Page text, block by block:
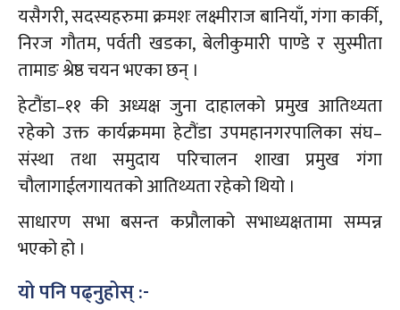
यसैगरी, सदस्यहरुमा क्रमशः लक्ष्मीराज बानियाँ, गंगा कार्की,
निरज गौतम, पर्वती खडका, बेलीकुमारी पाण्डे र सुस्मीता
तामाङ श्रेष्ठ चयन भएका छन् ।
हेटौंडा–११ की अध्यक्ष जुना दाहालको प्रमुख आतिथ्यता
रहेको उक्त कार्यक्रममा हेटौंडा उपमहानगरपालिका संघ–
संस्था तथा समुदाय परिचालन शाखा प्रमुख गंगा
चौलागाईलगायतको आतिथ्यता रहेको थियो ।
साधारण सभा बसन्त कप्रौलाको सभाध्यक्षतामा सम्पन्न
भएको हो ।
यो पनि पढ्नुहोस् :-